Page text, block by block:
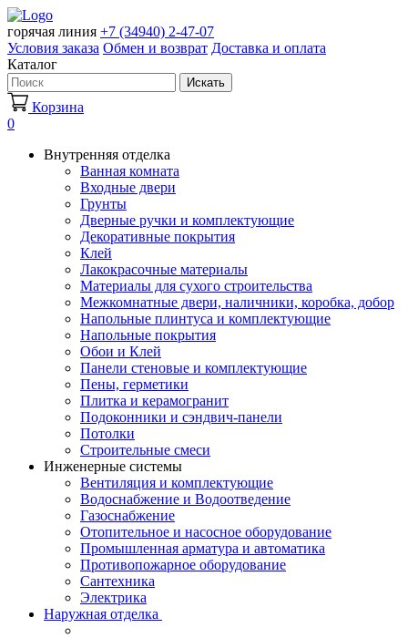
горячая линия +7 (34940) 2-47-07
Условия заказа Обмен и возврат Доставка и оплата
Каталог
Искать
Корзина
0
Внутренняя отделка
Ванная комната
Входные двери
Грунты
Дверные ручки и комплектующие
Декоративные покрытия
Клей
Лакокрасочные материалы
Материалы для сухого строительства
Межкомнатные двери, наличники, коробка, добор
Напольные плинтуса и комплектующие
Напольные покрытия
Обои и Клей
Панели стеновые и комплектующие
Пены, герметики
Плитка и керамогранит
Подоконники и сэндвич-панели
Потолки
Строительные смеси
Инженерные системы
Вентиляция и комплектующие
Водоснабжение и Водоотведение
Газоснабжение
Отопительное и насосное оборудование
Промышленная арматура и автоматика
Противопожарное оборудование
Сантехника
Электрика
Наружная отделка